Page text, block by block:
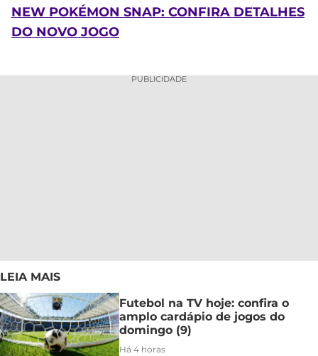
NEW POKÉMON SNAP: CONFIRA DETALHES
DO NOVO JOGO
PUBLICIDADE
LEIA MAIS
Futebol na TV hoje: confira o
amplo cardápio de jogos do
domingo (9)
Há 4 horas